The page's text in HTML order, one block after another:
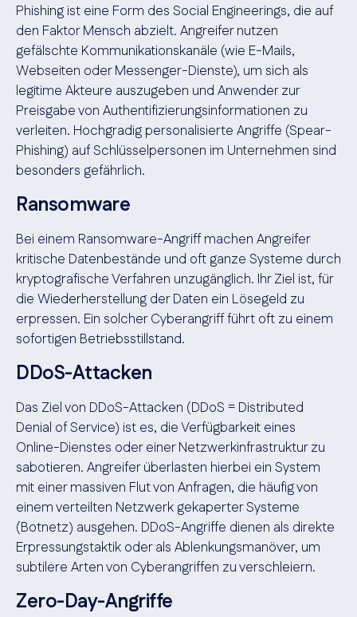
Phishing ist eine Form des Social Engineerings, die auf
den Faktor Mensch abzielt. Angreifer nutzen
gefälschte Kommunikationskanäle (wie E-Mails,
Webseiten oder Messenger-Dienste), um sich als
legitime Akteure auszugeben und Anwender zur
Preisgabe von Authentifizierungsinformationen zu
verleiten. Hochgradig personalisierte Angriffe (Spear-
Phishing) auf Schlüsselpersonen im Unternehmen sind
besonders gefährlich.
Ransomware
Bei einem Ransomware-Angriff machen Angreifer
kritische Datenbestände und oft ganze Systeme durch
kryptografische Verfahren unzugänglich. Ihr Ziel ist, für
die Wiederherstellung der Daten ein Lösegeld zu
erpressen. Ein solcher Cyberangriff führt oft zu einem
sofortigen Betriebsstillstand.
DDoS-Attacken
Das Ziel von DDoS-Attacken (DDoS = Distributed
Denial of Service) ist es, die Verfügbarkeit eines
Online-Dienstes oder einer Netzwerkinfrastruktur zu
sabotieren. Angreifer überlasten hierbei ein System
mit einer massiven Flut von Anfragen, die häufig von
einem verteilten Netzwerk gekaperter Systeme
(Botnetz) ausgehen. DDoS-Angriffe dienen als direkte
Erpressungstaktik oder als Ablenkungsmanöver, um
subtilere Arten von Cyberangriffen zu verschleiern.
Zero-Day-Angriffe